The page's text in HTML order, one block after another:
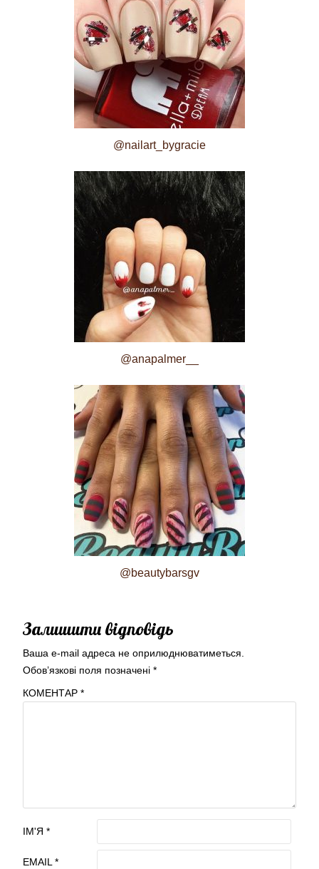
@nailart_bygracie
@anapalmer__
@beautybarsgv
Залишити відповідь
Ваша e-mail адреса не оприлюднюватиметься.
Обов’язкові поля позначені *
КОМЕНТАР *
ІМ'Я *
EMAIL *